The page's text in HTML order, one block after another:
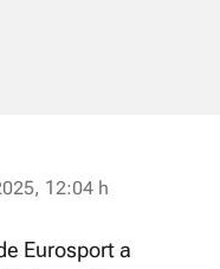
12:04 h
Eurosport a